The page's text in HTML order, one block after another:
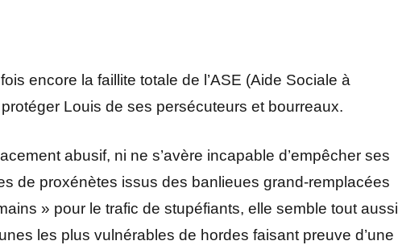
encore la faillite totale de l’ASE (Aide Sociale à
Louis de ses persécuteurs et bourreaux.
abusif, ni ne s’avère incapable d’empêcher ses
de proxénètes issus des banlieues grand-remplacées
» pour le trafic de stupéfiants, elle semble tout aussi
les plus vulnérables de hordes faisant preuve d’une